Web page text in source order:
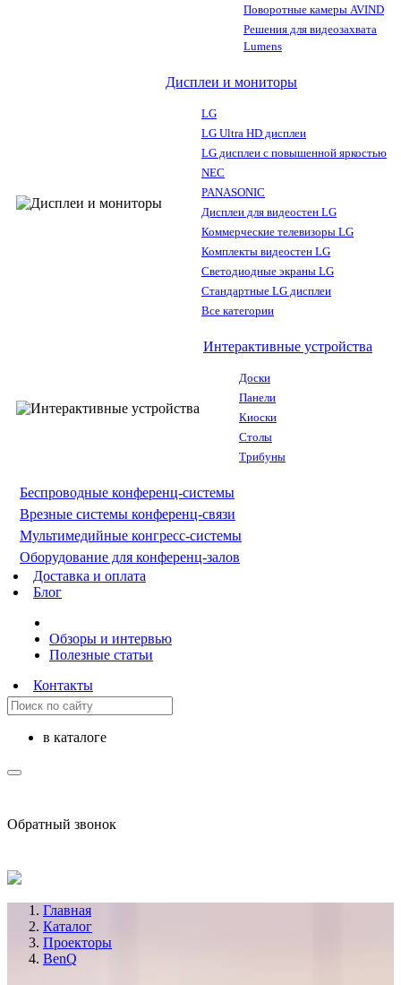
Поворотные камеры AVIND
Решения для видеозахвата
Lumens
Дисплеи и мониторы
LG
LG Ultra HD дисплеи
LG дисплеи с повышенной яркостью
NEC
PANASONIC
Дисплеи для видеостен LG
Коммерческие телевизоры LG
Комплекты видеостен LG
Светодиодные экраны LG
Стандартные LG дисплеи
Все категории
Интерактивные устройства
Доски
Панели
Киоски
Столы
Трибуны
Беспроводные конференц-системы
Врезные системы конференц-связи
Мультимедийные конгресс-системы
Оборудование для конференц-залов
Доставка и оплата
Блог
Обзоры и интервью
Полезные статьи
Контакты
в каталоге
Обратный звонок
Главная
Каталог
Проекторы
BenQ